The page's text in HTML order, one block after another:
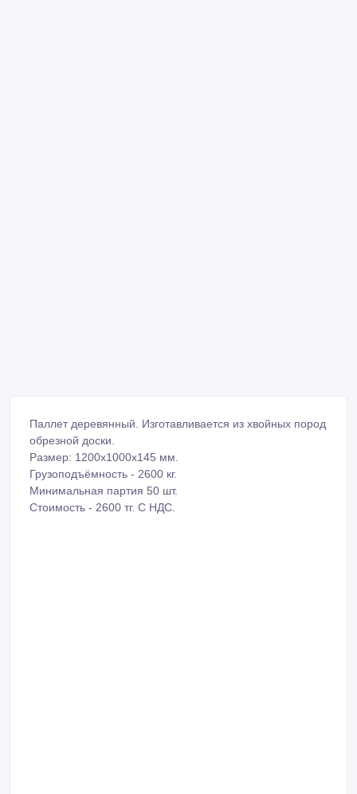
Паллет деревянный. Изготавливается из хвойных пород
обрезной доски.
Размер: 1200х1000х145 мм.
Грузоподъёмность - 2600 кг.
Минимальная партия 50 шт.
Стоимость - 2600 тг. С НДС.